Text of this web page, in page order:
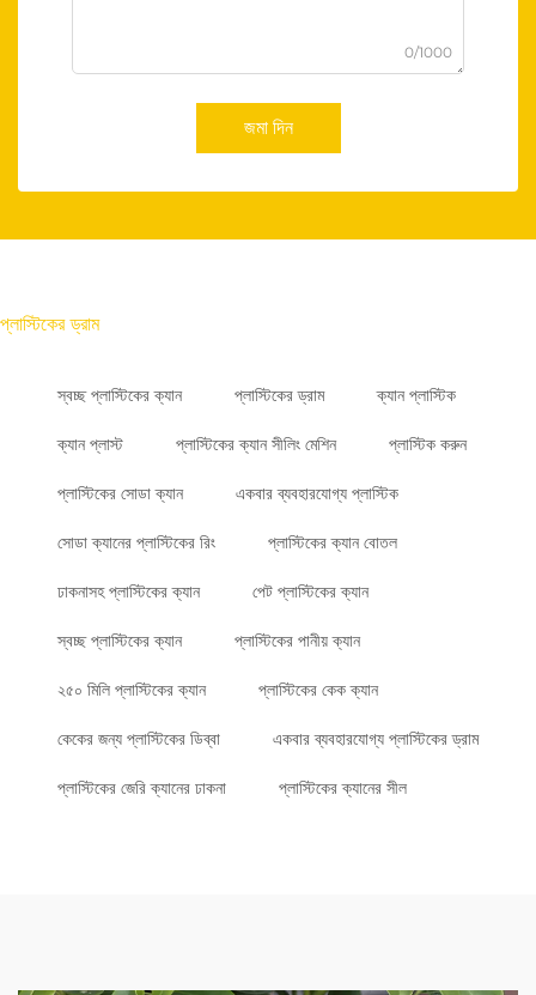
0/1000
জমা দিন
প্লাস্টিকের ড্রাম
স্বচ্ছ প্লাস্টিকের ক্যান প্লাস্টিকের ড্রাম ক্যান প্লাস্টিক
ক্যান প্লাস্ট প্লাস্টিকের ক্যান সীলিং মেশিন প্লাস্টিক করুন
প্লাস্টিকের সোডা ক্যান একবার ব্যবহারযোগ্য প্লাস্টিক
সোডা ক্যানের প্লাস্টিকের রিং প্লাস্টিকের ক্যান বোতল
ঢাকনাসহ প্লাস্টিকের ক্যান পেট প্লাস্টিকের ক্যান
স্বচ্ছ প্লাস্টিকের ক্যান প্লাস্টিকের পানীয় ক্যান
২৫০ মিলি প্লাস্টিকের ক্যান প্লাস্টিকের কেক ক্যান
কেকের জন্য প্লাস্টিকের ডিব্বা একবার ব্যবহারযোগ্য প্লাস্টিকের ড্রাম
প্লাস্টিকের জেরি ক্যানের ঢাকনা প্লাস্টিকের ক্যানের সীল